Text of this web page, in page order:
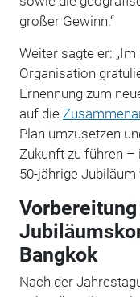
großer Gewinn.“
Weiter sagte er:
Organisation
Ernennung zum
auf die
Plan umzusetzen
Zukunft zu führen
50-jährige
Bangkok
Nach der